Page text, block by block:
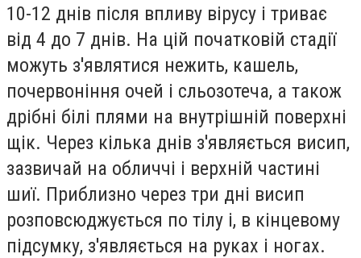
10-12 днів після впливу вірусу і триває
від 4 до 7 днів. На цій початковій стадії
можуть з'являтися нежить, кашель,
почервоніння очей і сльозотеча, а також
дрібні білі плями на внутрішній поверхні
щік. Через кілька днів з'являється висип,
зазвичай на обличчі і верхній частині
шиї. Приблизно через три дні висип
розповсюджується по тілу і, в кінцевому
підсумку, з'являється на руках і ногах.